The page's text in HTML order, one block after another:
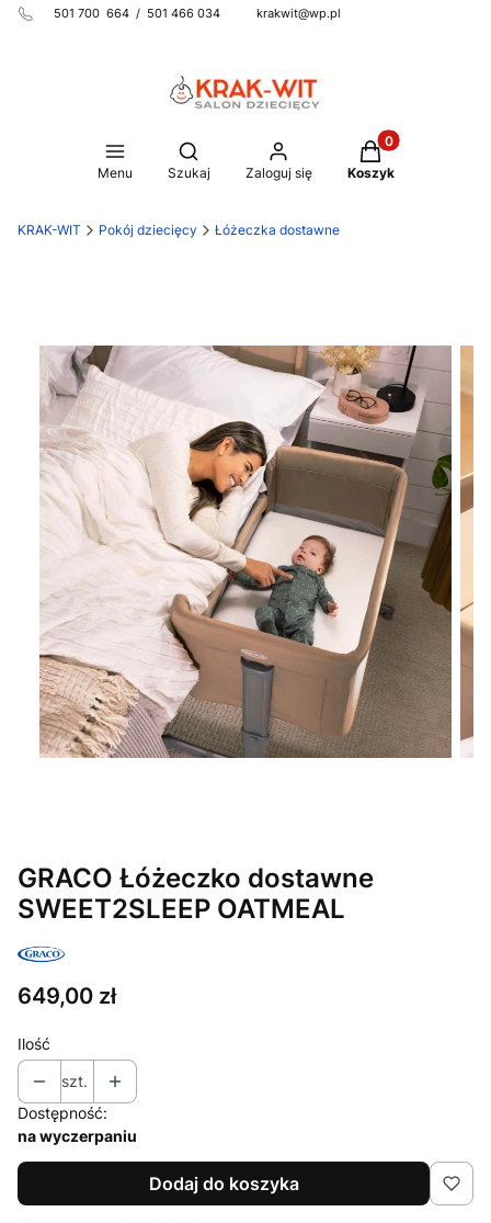
501 700 664 / 501 466 034 krakwit@wp.pl
Menu
Otwórz wyszukiwarkę
Szukaj Zaloguj się
Produkty w
Koszyk
KRAK-WIT Pokój dziecięcy Łóżeczka dostawne
GRACO Łóżeczko dostawne
SWEET2SLEEP OATMEAL
Cena
649,00 zł
Ilość
szt.
Dostępność:
na wyczerpaniu
Dodaj do koszyka